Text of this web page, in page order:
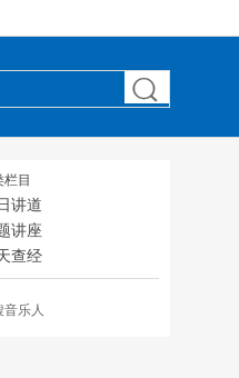

栏目
讲道
讲座
查经
音乐人